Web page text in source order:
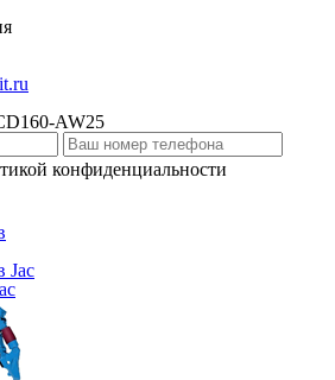
AW25
конфиденциальности